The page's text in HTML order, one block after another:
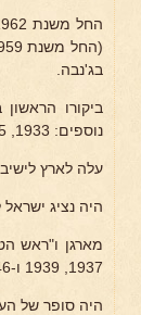
בג'נבה.
נוספים: 1933, 1935 ו-1937.
עלה לארץ לישיבת
היה נציג ישראל
1937, 1939 ו-1946.
היה סופר של